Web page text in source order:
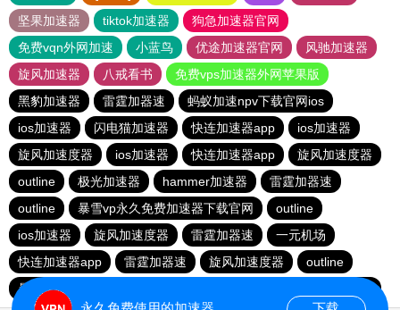
坚果加速器
tiktok加速器
狗急加速器官网
免费vqn外网加速
小蓝鸟 优途加速器官网
风驰加速器
旋风加速器
八戒看书
免费vps加速器外网苹果版
黑豹加速器
雷霆加器速
蚂蚁加速npv下载官网ios
ios加速器
闪电猫加速器 快连加速器app
ios加速器
旋风加速度器
ios加速器 快连加速器app
旋风加速度器
outline
极光加速器 hammer加速器
雷霆加器速
outline
暴雪vp永久免费加速器下载官网
outline
ios加速器
旋风加速度器 雷霆加器速
一元机场
快连加速器app
雷霆加器速 旋风加速度器
outline
暴雪vp永久免费加速器下载官网